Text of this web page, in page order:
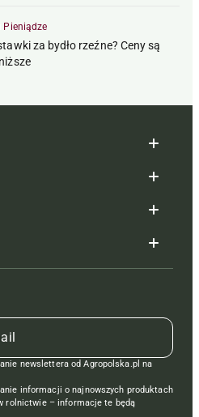
Pieniądze
za bydło rzeźne? Ceny są
newslettera od Agropolska.pl na
informacji o najnowszych produktach
rolnictwie – informacje te będą